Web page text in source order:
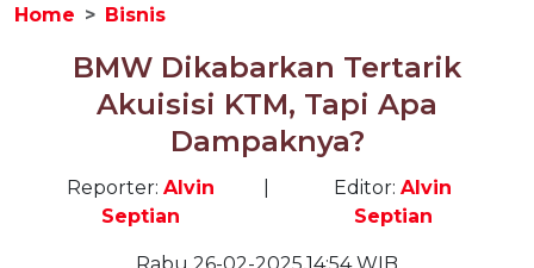
Home Bisnis
BMW Dikabarkan Tertarik
Akuisisi KTM, Tapi Apa
Dampaknya?
Reporter: Alvin
Septian
Editor:Alvin
Septian